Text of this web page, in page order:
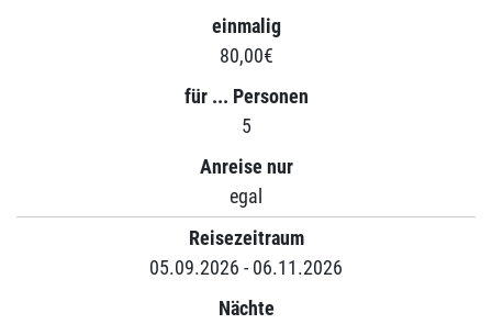
einmalig
80,00€
für ... Personen
5
Anreise nur
egal
Reisezeitraum
05.09.2026 - 06.11.2026
Nächte